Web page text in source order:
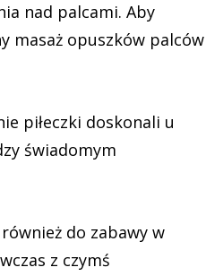
nad palcami. Aby
masaż opuszków palców
piłeczki doskonali u
świadomym
do zabawy w
z czymś